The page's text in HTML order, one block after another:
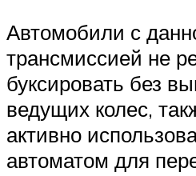
Автомобили с
трансмиссией не
буксировать без
ведущих колес,
активно
автоматом для